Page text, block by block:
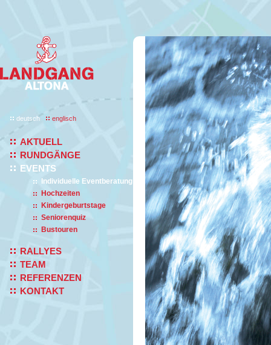
deutsch englisch
AKTUELL
RUNDGÄNGE
EVENTS
Individuelle Eventberatung
Hochzeiten
Kindergeburtstage
Seniorenquiz
Bustouren
RALLYES
TEAM
REFERENZEN
KONTAKT